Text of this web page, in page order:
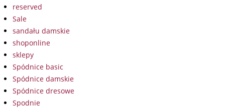
reserved
Sale
sandału damskie
shoponline
sklepy
Spódnice basic
Spódnice damskie
Spódnice dresowe
Spodnie